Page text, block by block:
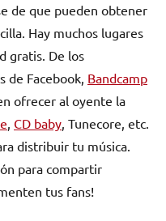
de que pueden obtener
Hay muchos lugares
gratis. De los
de Facebook, Bandcamp
ofrecer al oyente la
CD baby , Tunecore, etc.
distribuir tu música.
para compartir
tus fans!